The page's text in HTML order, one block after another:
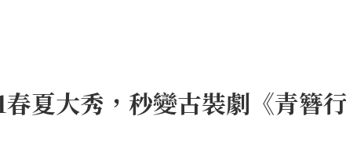
夏大秀，秒變古裝劇《青簪